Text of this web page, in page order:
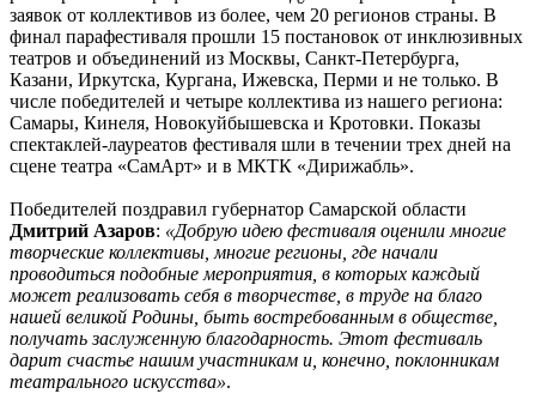
заявок от коллективов из более, чем 20 регионов страны. В
финал парафестиваля прошли 15 постановок от инклюзивных
театров и объединений из Москвы, Санкт-Петербурга,
Казани, Иркутска, Кургана, Ижевска, Перми и не только. В
числе победителей и четыре коллектива из нашего региона:
Самары, Кинеля, Новокуйбышевска и Кротовки. Показы
спектаклей-лауреатов фестиваля шли в течении трех дней на
сцене театра «СамАрт» и в МКТК «Дирижабль».
Победителей поздравил губернатор Самарской области
Дмитрий Азаров: «Добрую идею фестиваля оценили многие
творческие коллективы, многие регионы, где начали
проводиться подобные мероприятия, в которых каждый
может реализовать себя в творчестве, в труде на благо
нашей великой Родины, быть востребованным в обществе,
получать заслуженную благодарность. Этот фестиваль
дарит счастье нашим участникам и, конечно, поклонникам
театрального искусства».